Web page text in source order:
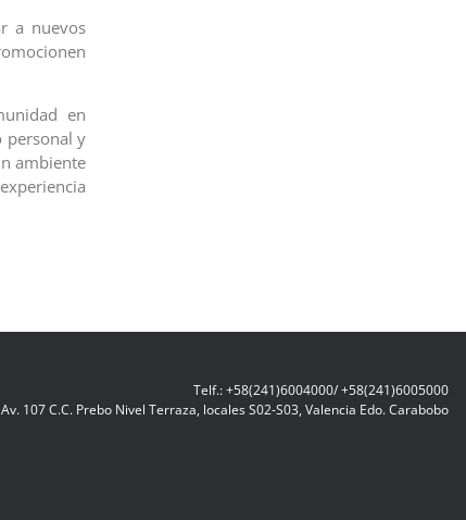
a nuevos
en
personal y
ambiente
Telf.: +58(241)6004000/ +58(241)6005000
Av. 107 C.C. Prebo Nivel Terraza, locales S02-S03, Valencia Edo. Carabobo